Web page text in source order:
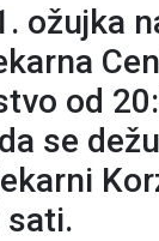
ožujka
od
se
sati.